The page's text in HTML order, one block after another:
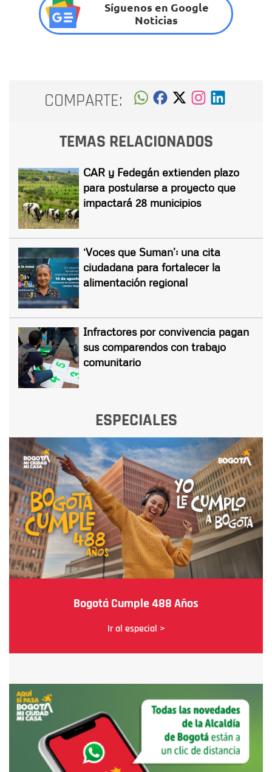
Síguenos en Google
Noticias
COMPARTE:
TEMAS RELACIONADOS
CAR y Fedegán extienden plazo
para postularse a proyecto que
impactará 28 municipios
‘Voces que Suman’: una cita
ciudadana para fortalecer la
alimentación regional
Infractores por convivencia pagan
sus comparendos con trabajo
comunitario
ESPECIALES
Bogotá Cumple 488 Años
Ir al especial >